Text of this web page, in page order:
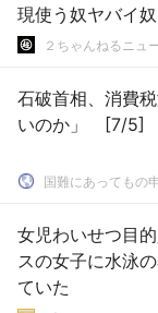
現使う奴ヤバイ
２ちゃんねるニュ
石破首相、消費
いのか」 [7/5]
国難にあってもの
女児わいせつ目
スの女子に水泳
ていた